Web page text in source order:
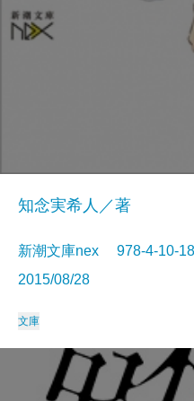
知念実希人／著
新潮文庫nex 978-4-10-
2015/08/28
文庫